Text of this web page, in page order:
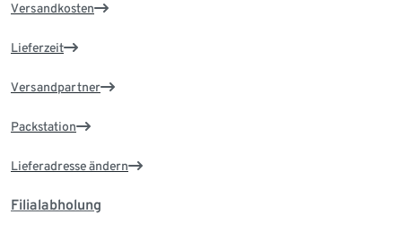
Versandkosten
Lieferzeit
Versandpartner
Packstation
Lieferadresse ändern
Filialabholung